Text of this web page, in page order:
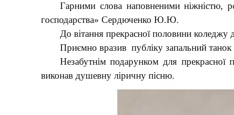
Гарними слова наповненими ніжністю,
господарства» Сердюченко Ю.Ю.
До вітання прекрасної половини
Приємно вразив публіку запальний танок
Незабутнім подарунком для
виконав душевну ліричну пісню.